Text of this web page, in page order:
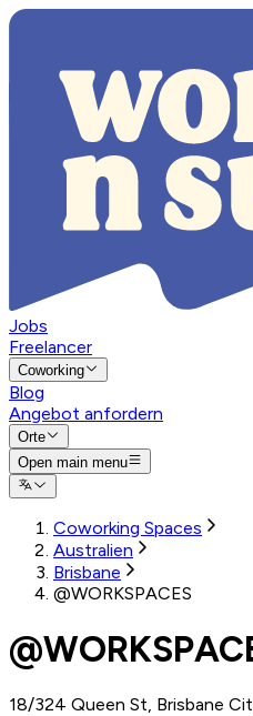
Jobs
Freelancer
Coworking
Blog
Angebot anfordern
Orte
Open main menu
Coworking Spaces
Australien
Brisbane
@WORKSPACES
18/324 Queen St, Brisbane